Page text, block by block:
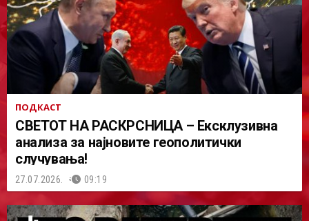
ПОДКАСТ
СВЕТОТ НА РАСКРСНИЦА – Ексклузивна
анализа за најновите геополитички
случувања!
27.07.2026. 09:19